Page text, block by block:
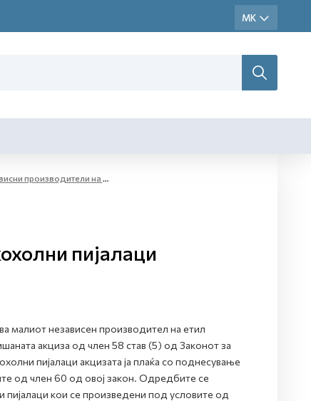
алкохол и жестоки алкохолни пијалаци за комерцијални цели - мали дестилерии
пијалаци
малиот независен производител на етил
акциза од член 58 став (5) од Законот за
пијалаци акцизата ја плаќа со поднесување
од член 60 од овој закон. Одредбите се
пијалаци кои се произведени под условите од